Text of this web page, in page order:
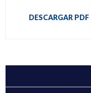
DESCARGAR PDF